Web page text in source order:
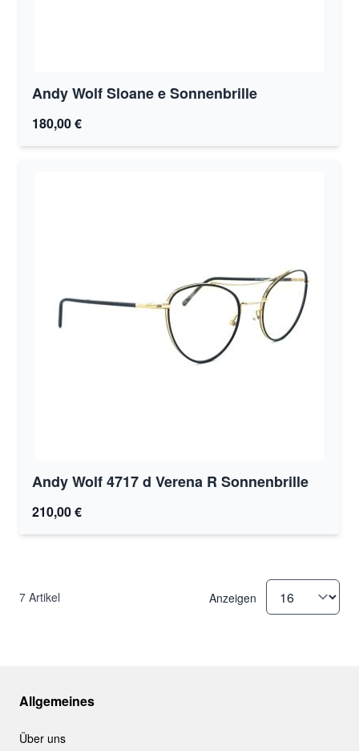
Andy Wolf Sloane e Sonnenbrille
180,00 €
Andy Wolf 4717 d Verena R Sonnenbrille
210,00 €
7 Artikel Anzeigen
Allgemeines
Über uns